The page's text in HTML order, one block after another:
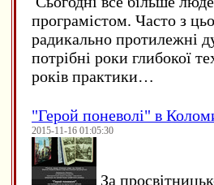
програмістом. Часто з
радикально протилежні
потрібні роки глибокої
років практики…
"Герой поневолі" в
2015-11-16 01:05:30
За